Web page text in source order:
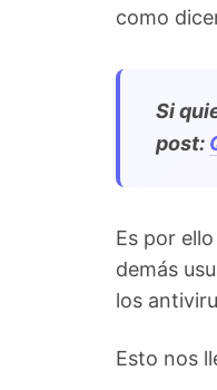
como
Si
post:
Es por
demás
los
Esto nos